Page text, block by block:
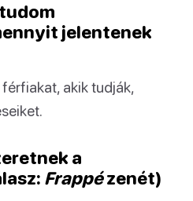
jelentenek
akik tudják,
a
Frappézenét)